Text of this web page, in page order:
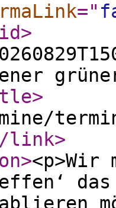
="
>
>
link>
><p>Wir
das